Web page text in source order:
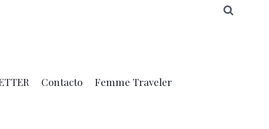
Contacto Femme Traveler